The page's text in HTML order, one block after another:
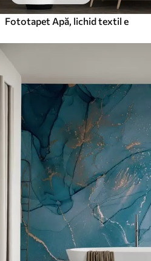
Fototapet Apă, lichid textil e